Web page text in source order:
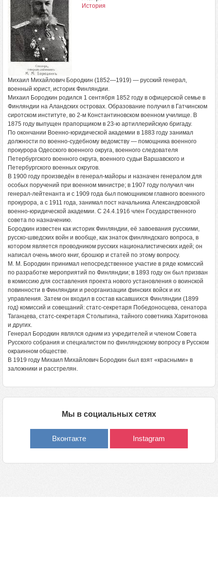
История
Михаил Михайлович Бородкин (1852—1919) — русский генерал,
военный юрист, историк Финляндии.
Михаил Бородкин родился 1 сентября 1852 году в офицерской семье в
Финляндии на Аландских островах. Образование получил в Гатчинском
сиротском институте, во 2-м Константиновском военном училище. В
1875 году выпущен прапорщиком в 23-ю артиллерийскую бригаду.
По окончании Военно-юридической академии в 1883 году занимал
должности по военно-судебному ведомству — помощника военного
прокурора Одесского военного округа, военного следователя
Петербургского военного округа, военного судьи Варшавского и
Петербургского военных округов.
В 1900 году произведён в генерал-майоры и назначен генералом для
особых поручений при военном министре; в 1907 году получил чин
генерал-лейтенанта и с 1909 года был помощником главного военного
прокурора, а с 1911 года, занимал пост начальника Александровской
военно-юридической академии. С 24.4.1916 член Государственного
совета по назначению.
Бородкин известен как историк Финляндии, её завоевания русскими,
русско-шведских войн и вообще, как знаток финляндскаго вопроса, в
котором является проводником русских националистических идей; он
написал очень много книг, брошюр и статей по этому вопросу.
М. М. Бородкин принимал непосредственное участие в ряде комиссий
по разработке мероприятий по Финляндии; в 1893 году он был призван
в комиссию для составления проекта нового установления о воинской
повинности в Финляндии и реорганизации финских войск и их
управления. Затем он входил в состав касавшихся Финляндии (1899
год) комиссий и совещаний: статс-секретаря Победоносцева, сенатора
Таганцева, статс-секретаря Столыпина, тайного советника Харитонова
и других.
Генерал Бородкин являлся одним из учредителей и членом Совета
Русского собрания и специалистом по финляндскому вопросу в Русском
окраинном обществе.
В 1919 году Михаил Михайлович Бородкин был взят «красными» в
заложники и расстрелян.
Мы в социальных сетях
Вконтакте Instagram